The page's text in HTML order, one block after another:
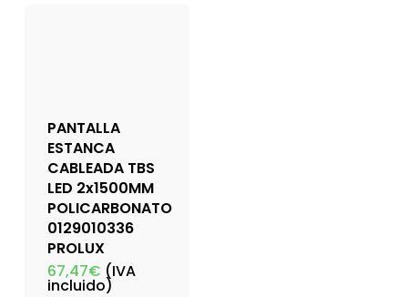
PANTALLA
ESTANCA
CABLEADA TBS
LED 2x1500MM
POLICARBONATO
0129010336
PROLUX
67,47€ (IVA
incluido)